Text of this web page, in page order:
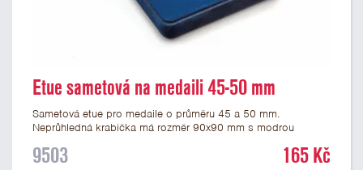
Etue sametová na medaili 45-50 mm
Sametová etue pro medaile o průměru 45 a 50 mm.
Neprůhledná krabička má rozměr 90x90 mm s modrou
vhodné pro pamětní medaile a pro významné sportovní či
9503 165 Kč